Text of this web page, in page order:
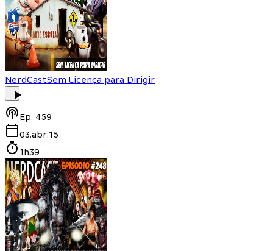
NerdCastSem Licença para Dirigir
Ep. 459
03.abr.15
1h39